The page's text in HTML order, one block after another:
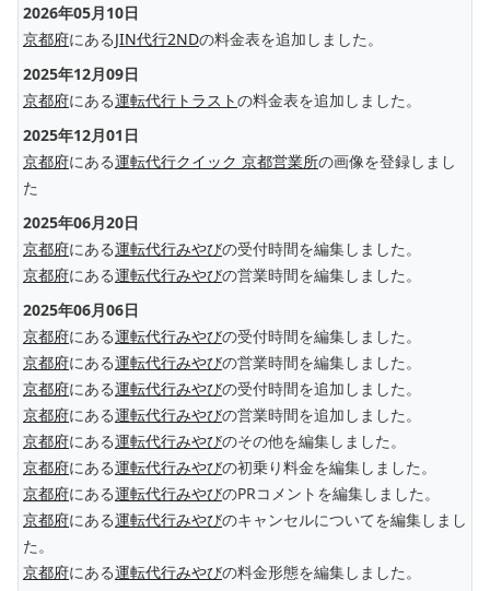
2026年05月10日
京都府にあるJIN代行2NDの料金表を追加しました。
2025年12月09日
京都府にある運転代行トラストの料金表を追加しました。
2025年12月01日
京都府にある運転代行クイック 京都営業所の画像を登録しまし
た
2025年06月20日
京都府にある運転代行みやびの受付時間を編集しました。
京都府にある運転代行みやびの営業時間を編集しました。
2025年06月06日
京都府にある運転代行みやびの受付時間を編集しました。
京都府にある運転代行みやびの営業時間を編集しました。
京都府にある運転代行みやびの受付時間を追加しました。
京都府にある運転代行みやびの営業時間を追加しました。
京都府にある運転代行みやびのその他を編集しました。
京都府にある運転代行みやびの初乗り料金を編集しました。
京都府にある運転代行みやびのPRコメントを編集しました。
京都府にある運転代行みやびのキャンセルについてを編集しまし
た。
京都府にある運転代行みやびの料金形態を編集しました。